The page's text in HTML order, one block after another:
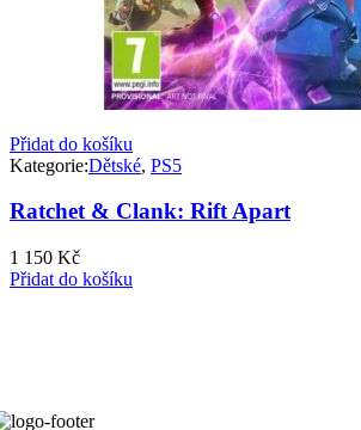
Přidat do košíku
Kategorie:Dětské, PS5
Ratchet & Clank: Rift Apart
1 150 Kč
Přidat do košíku